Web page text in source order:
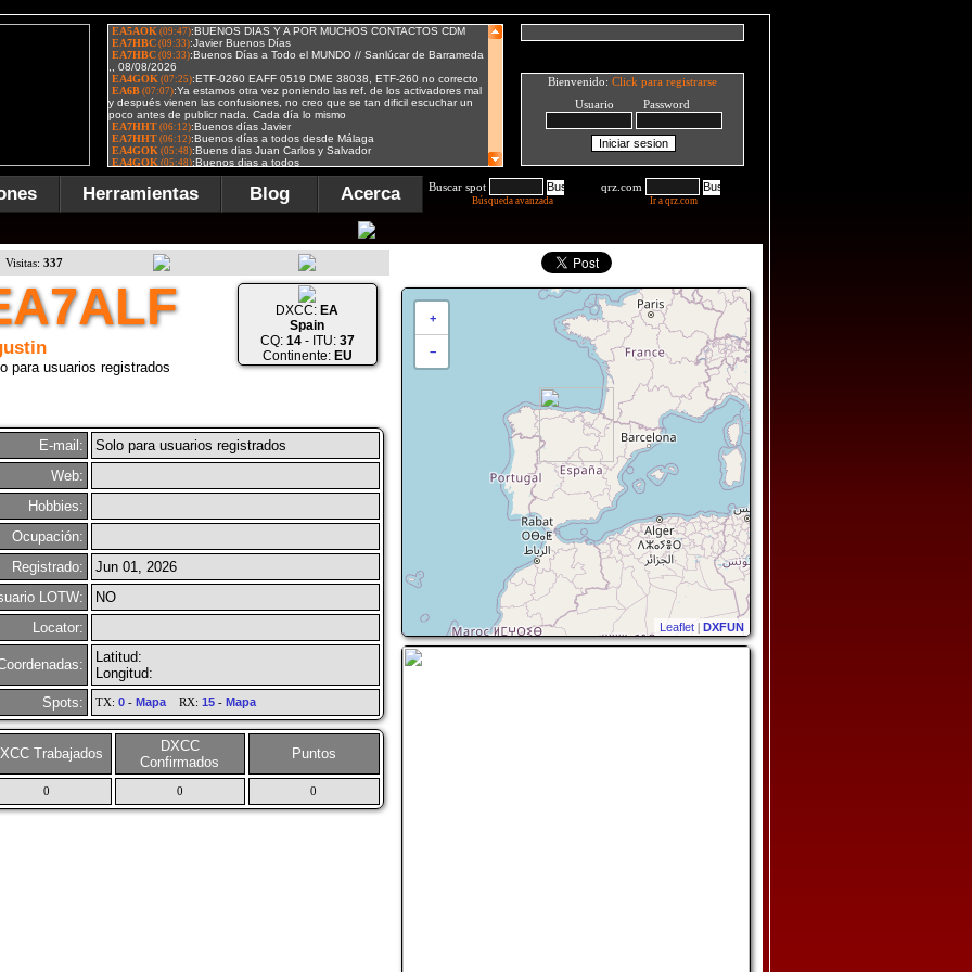
Bienvenido: Click para registrarse
Usuario Password
Herramientas Blog Acerca Buscar spot
Búsqueda avanzada
qrz.com
Ir a qrz.com
Visitas: 337
+
−
Leaflet | DXFUN
para usuarios registrados
DXCC: EA
Spain
CQ: 14- ITU: 37
Continente: EU
E-mail:
Solo para usuarios registrados
Web:
Hobbies:
Ocupación:
Registrado:
Jun 01, 2026
LOTW:
NO
Locator:
Latitud:
Longitud:
Spots:
TX: 0- MapaRX: 15- Mapa
Trabajados
DXCC
Confirmados
Puntos
0 0 0